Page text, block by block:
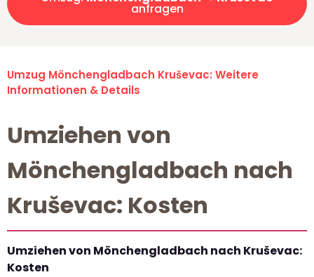
anfragen
Umzug Mönchengladbach Kruševac: Weitere
Informationen & Details
Umziehen von
Mönchengladbach nach
Kruševac: Kosten
Umziehen von Mönchengladbach nach Kruševac:
Kosten